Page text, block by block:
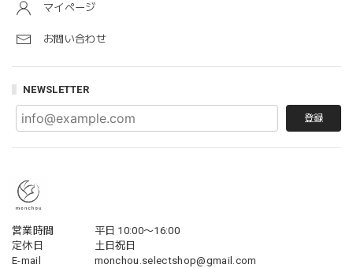
マイページ
お問い合わせ
NEWSLETTER
登録
営業時間
平日 10:00〜16:00
定休日
土日祝日
E-mail
monchou.selectshop@gmail.com